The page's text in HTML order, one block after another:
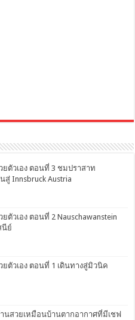
ยตัวเอง ตอนที่ 3 ชมปราสาท
Innsbruck Austria
ตัวเอง ตอนที่ 2 Nauschawanstein
นีย์
ยตัวเอง ตอนที่ 1 เดินทางสู่มิวนิค
านสวยเหมือนบ้านตากอากาศที่มีเชฟ